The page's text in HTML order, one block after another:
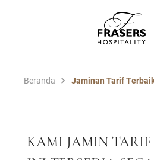
Beranda Jaminan Tarif
KAMI JAMIN